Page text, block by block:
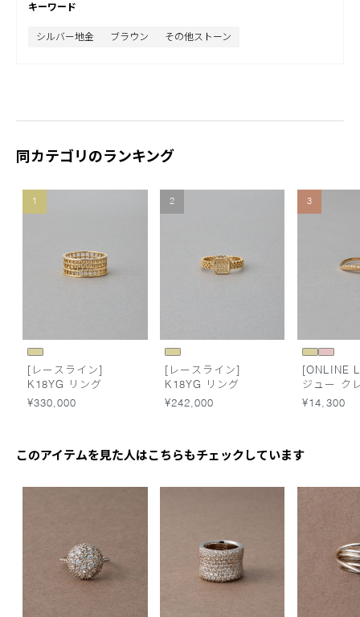
キーワード
シルバー地金 ブラウン その他ストーン
同カテゴリのランキング
1
[レースライン]
K18YG リング
¥330,000
2
[レースライン]
K18YG リング
¥242,000
3
[ONLINE
ジュー ク
ーン リン
¥14,300
このアイテムを見た人はこちらもチェックしています